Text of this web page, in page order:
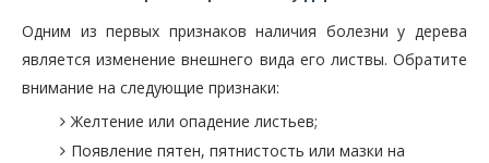
Одним из первых признаков наличия болезни у дерева
является изменение внешнего вида его листвы. Обратите
внимание на следующие признаки:
Желтение или опадение листьев;
Появление пятен, пятнистость или мазки на